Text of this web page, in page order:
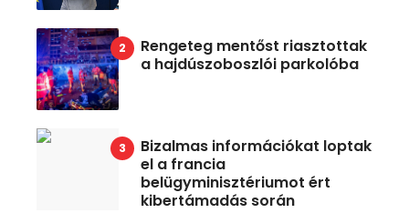
Rengeteg mentőst riasztottak
a hajdúszoboszlói parkolóba
Bizalmas információkat loptak
el a francia
belügyminisztériumot ért
kibertámadás során